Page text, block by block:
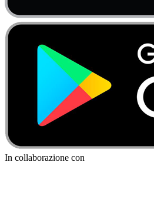
In collaborazione con